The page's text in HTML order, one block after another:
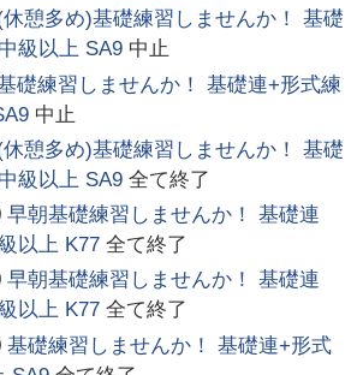
休憩多め)基礎練習しませんか！ 基礎
級以上 SA9 中止
礎練習しませんか！ 基礎連+形式練
中止
休憩多め)基礎練習しませんか！ 基礎
級以上 SA9 全て終了
早朝基礎練習しませんか！ 基礎連
以上 K77 全て終了
早朝基礎練習しませんか！ 基礎連
以上 K77 全て終了
基礎練習しませんか！ 基礎連+形式